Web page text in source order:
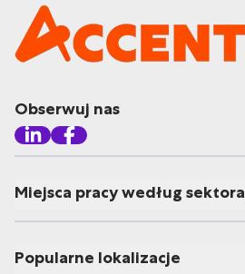
Obserwuj nas
Miejsca pracy według sektora
Popularne lokalizacje